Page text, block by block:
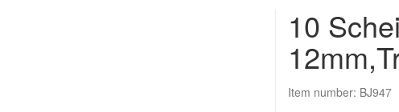
10
Item number: BJ947